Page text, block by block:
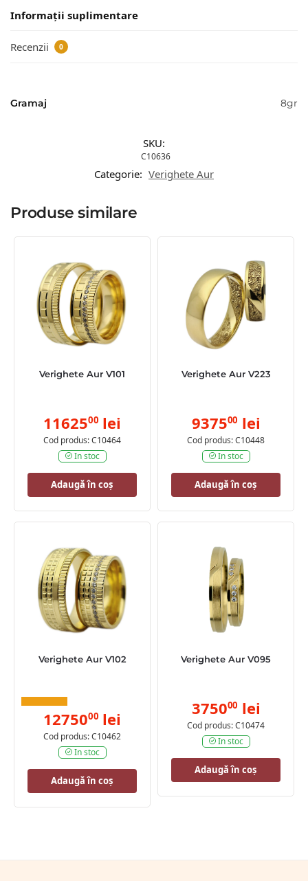
Informații suplimentare
Recenzii 0
Gramaj 8gr
SKU:
C10636
Categorie: Verighete Aur
Produse similare
Verighete Aur V101
1162500 lei
Cod produs: C10464
In stoc
Adaugă în coș
Verighete Aur V223
937500 lei
Cod produs: C10448
In stoc
Adaugă în coș
Verighete Aur V102
1275000 lei
Cod produs: C10462
In stoc
Adaugă în coș
Verighete Aur V095
375000 lei
Cod produs: C10474
In stoc
Adaugă în coș